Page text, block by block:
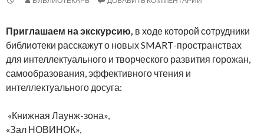
Приглашаем на экскурсию, в ходе которой сотрудники
библиотеки расскажут о новых SMART-пространствах
для интеллектуального и творческого развития горожан,
самообразования, эффективного чтения и
интеллектуального досуга:
«Книжная Лаунж-зона»,
«Зал НОВИНОК»,